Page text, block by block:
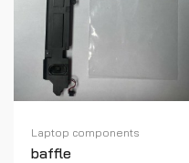
Laptop components
baffle